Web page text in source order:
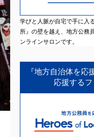
学びと人脈が自宅で手に入
所』の壁を越え、地方公務
ンラインサロンです。
『地方自治体を応
応援する